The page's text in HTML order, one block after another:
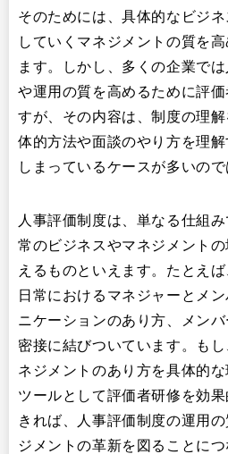
そのためには、具体的なビジ
していくマネジメントの質を
ます。しかし、多くの企業で
や運用の質を高めるために評
すが、その内容は、制度の理
体的方法や面談のやり方を理
しまっているケースが多いので
人事評価制度は、単なる仕組
常のビジネスやマネジメント
えるものといえます。たとえ
日常におけるマネジャーとメ
ニケーションのあり方、メン
密接に結びついています。も
ネジメントのあり方を具体的
ツールとして評価者研修を効
きれば、人事評価制度の運用
ジメントの革新を図ることに